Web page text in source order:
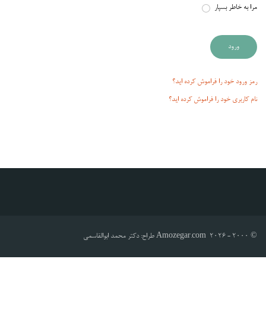
مرا به خاطر بسپار
ورود
رمز ورود خود را فراموش کرده اید؟
نام کاربری خود را فراموش کرده اید؟
© 2000 - 2026 Amozegar.com طراح: دکتر محمد ابوالقاسمی